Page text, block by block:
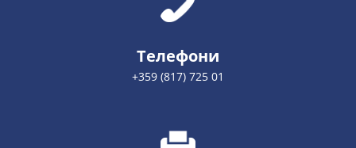
Телефони
+359 (817) 725 01